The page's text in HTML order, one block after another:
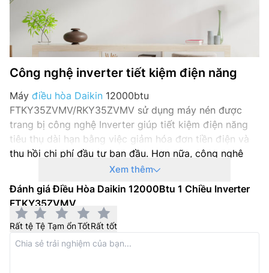
Công nghệ inverter tiết kiệm điện năng
Máy điều hòa Daikin 12000btu
FTKY35ZVMV/RKY35ZVMV sử dụng máy nén được
trang bị công nghệ Inverter giúp tiết kiệm điện năng
tiêu thụ dài hạn bằng việc giảm hóa đơn tiền điện và
thu hồi chi phí đầu tư ban đầu. Hơn nữa, công nghệ
này còn cải tiến độ ồn dàn nóng và dàn lạnh giúp máy
hoạt động êm ái, duy trì nhiệt độ ổn điện và đạt công
suất tối ưu.
Xem thêm
Đánh giá Điều Hòa Daikin 12000Btu 1 Chiều Inverter
FTKY35ZVMV
Rất tệ Tệ Tạm ổnTốtRất tốt